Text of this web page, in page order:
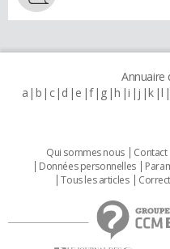
Annuaire
a b c d e f g h i j k l
Qui sommes nous Contact
Données personnelles
Tous les articles